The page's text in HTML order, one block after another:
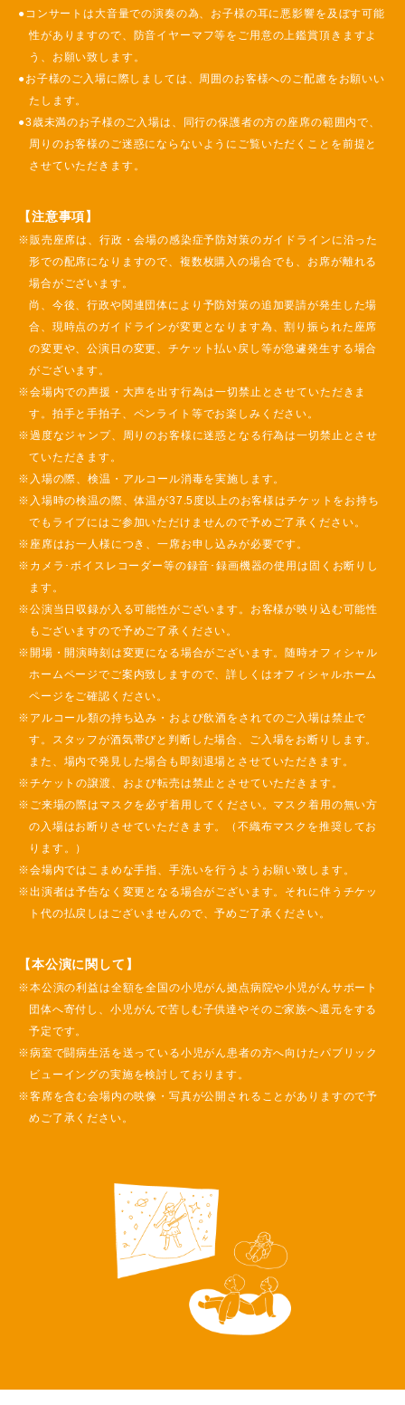
●コンサートは大音量での演奏の為、お子様の耳に悪影響を及ぼす可能
性がありますので、防音イヤーマフ等をご用意の上鑑賞頂きますよ
う、お願い致します。
●お子様のご入場に際しましては、周囲のお客様へのご配慮をお願いい
たします。
●3歳未満のお子様のご入場は、同行の保護者の方の座席の範囲内で、
周りのお客様のご迷惑にならないようにご覧いただくことを前提と
させていただきます。
【注意事項】
※販売座席は、行政・会場の感染症予防対策のガイドラインに沿った
形での配席になりますので、複数枚購入の場合でも、お席が離れる
場合がございます。
尚、今後、行政や関連団体により予防対策の追加要請が発生した場
合、現時点のガイドラインが変更となります為、割り振られた座席
の変更や、公演日の変更、チケット払い戻し等が急遽発生する場合
がございます。
※会場内での声援・大声を出す行為は一切禁止とさせていただきま
す。拍手と手拍子、ペンライト等でお楽しみください。
※過度なジャンプ、周りのお客様に迷惑となる行為は一切禁止とさせ
ていただきます。
※入場の際、検温・アルコール消毒を実施します。
※入場時の検温の際、体温が37.5度以上のお客様はチケットをお持ち
でもライブにはご参加いただけませんので予めご了承ください。
※座席はお一人様につき、一席お申し込みが必要です。
※カメラ･ボイスレコーダー等の録音･録画機器の使用は固くお断りし
ます。
※公演当日収録が入る可能性がございます。お客様が映り込む可能性
もございますので予めご了承ください。
※開場・開演時刻は変更になる場合がございます。随時オフィシャル
ホームページでご案内致しますので、詳しくはオフィシャルホーム
ページをご確認ください。
※アルコール類の持ち込み・および飲酒をされてのご入場は禁止で
す。スタッフが酒気帯びと判断した場合、ご入場をお断りします。
また、場内で発見した場合も即刻退場とさせていただきます。
※チケットの譲渡、および転売は禁止とさせていただきます。
※ご来場の際はマスクを必ず着用してください。マスク着用の無い方
の入場はお断りさせていただきます。（不織布マスクを推奨してお
ります。）
※会場内ではこまめな手指、手洗いを行うようお願い致します。
※出演者は予告なく変更となる場合がございます。それに伴うチケッ
ト代の払戻しはございませんので、予めご了承ください。
【本公演に関して】
※本公演の利益は全額を全国の小児がん拠点病院や小児がんサポート
団体へ寄付し、小児がんで苦しむ子供達やそのご家族へ還元をする
予定です。
※病室で闘病生活を送っている小児がん患者の方へ向けたパブリック
ビューイングの実施を検討しております。
※客席を含む会場内の映像・写真が公開されることがありますので予
めご了承ください。